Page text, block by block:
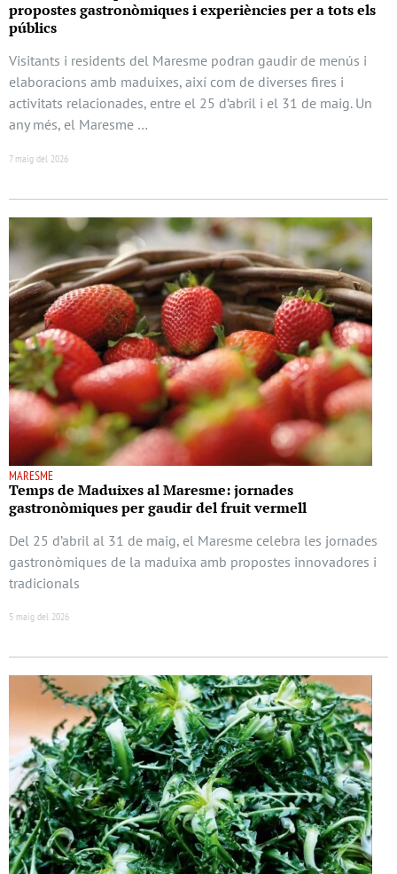
propostes gastronòmiques i experiències per a tots els
públics
Visitants i residents del Maresme podran gaudir de menús i
elaboracions amb maduixes, així com de diverses fires i
activitats relacionades, entre el 25 d’abril i el 31 de maig. Un
any més, el Maresme …
7 maig del 2026
MARESME
Temps de Maduixes al Maresme: jornades
gastronòmiques per gaudir del fruit vermell
Del 25 d’abril al 31 de maig, el Maresme celebra les jornades
gastronòmiques de la maduixa amb propostes innovadores i
tradicionals
5 maig del 2026